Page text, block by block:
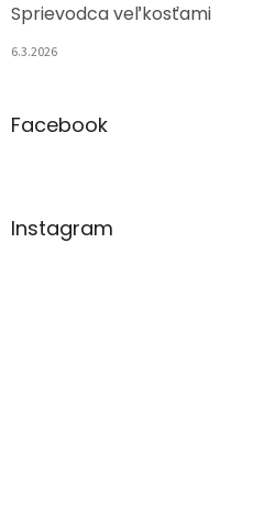
Sprievodca veľkosťami
6.3.2026
Facebook
Instagram